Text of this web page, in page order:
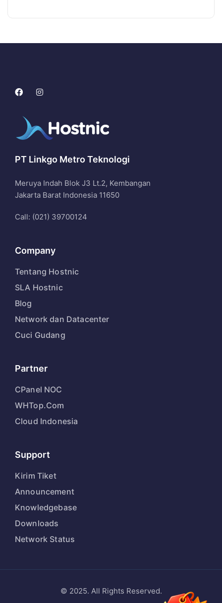
PT Linkgo Metro Teknologi
Meruya Indah Blok J3 Lt.2, Kembangan
Jakarta Barat Indonesia 11650
Call: (021) 39700124
Company
Tentang Hostnic
SLA Hostnic
Blog
Network dan Datacenter
Cuci Gudang
Partner
CPanel NOC
WHTop.Com
Cloud Indonesia
Support
Kirim Tiket
Announcement
Knowledgebase
Downloads
Network Status
© 2025. All Rights Reserved.